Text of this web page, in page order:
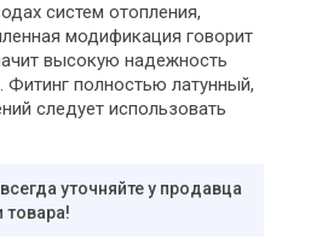
систем отопления,
модификация говорит
высокую надежность
Фитинг полностью латунный,
следует использовать
уточняйте у продавца
товара!